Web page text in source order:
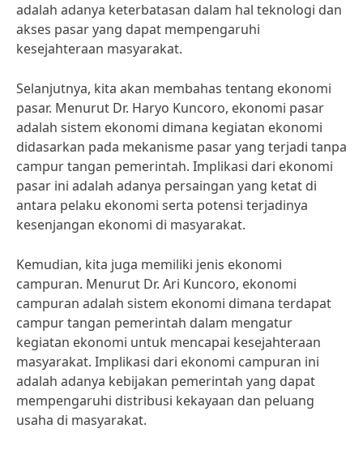
adalah adanya keterbatasan dalam hal teknologi dan
akses pasar yang dapat mempengaruhi
kesejahteraan masyarakat.
Selanjutnya, kita akan membahas tentang ekonomi
pasar. Menurut Dr. Haryo Kuncoro, ekonomi pasar
adalah sistem ekonomi dimana kegiatan ekonomi
didasarkan pada mekanisme pasar yang terjadi tanpa
campur tangan pemerintah. Implikasi dari ekonomi
pasar ini adalah adanya persaingan yang ketat di
antara pelaku ekonomi serta potensi terjadinya
kesenjangan ekonomi di masyarakat.
Kemudian, kita juga memiliki jenis ekonomi
campuran. Menurut Dr. Ari Kuncoro, ekonomi
campuran adalah sistem ekonomi dimana terdapat
campur tangan pemerintah dalam mengatur
kegiatan ekonomi untuk mencapai kesejahteraan
masyarakat. Implikasi dari ekonomi campuran ini
adalah adanya kebijakan pemerintah yang dapat
mempengaruhi distribusi kekayaan dan peluang
usaha di masyarakat.